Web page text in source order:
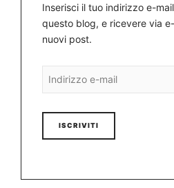
Inserisci il tuo indirizzo e-
questo blog, e ricevere via
nuovi post.
Indirizzo